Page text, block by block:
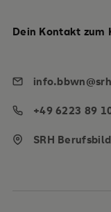
Dein Kontakt zum
+49 6223 89
SRH